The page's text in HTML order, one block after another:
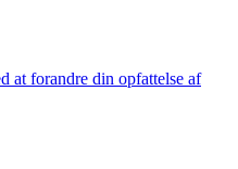
at forandre din opfattelse af